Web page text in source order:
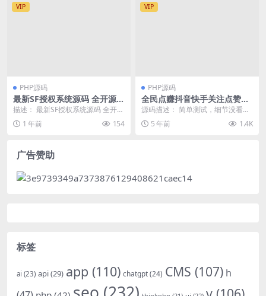
VIP
PHP源码
最新SF授权系统源码 全开源无
加密v5.2版本
描述： 最新SF授权系统源码 全开源
无加密v5.2版本 SF多应用综合验证
系统是...
1 年前 154
VIP
PHP源码
全民点赚抖音快手关注点赞任
务悬赏平台源码
源码描述： 简单测试，细节没看，
给你们吧。 addonseasysmsconf
i... 5 年前 1.4K
广告赞助
标签
ai (23) api(29) app (110) chatgpt(24) CMS (107) h